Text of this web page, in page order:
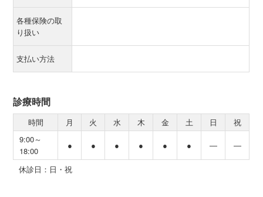
各種保険の取
り扱い
支払い方法
診療時間
時間 月 火 水 木 金 土 日
祝
9:00～
18:00
● ● ● ● ● ● ― ―
休診日：日・祝